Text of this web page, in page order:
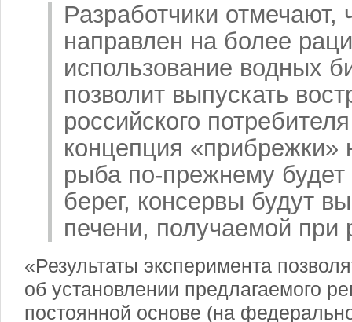
Разработчики отмечают,
направлен на более
использование водных
позволит выпускать
российского
концепция «прибрежки»
рыба по-прежнему будет
берег, консервы будут
печени, получаемой при
«Результаты эксперимента
об установлении предлагаемого
постоянной основе (на